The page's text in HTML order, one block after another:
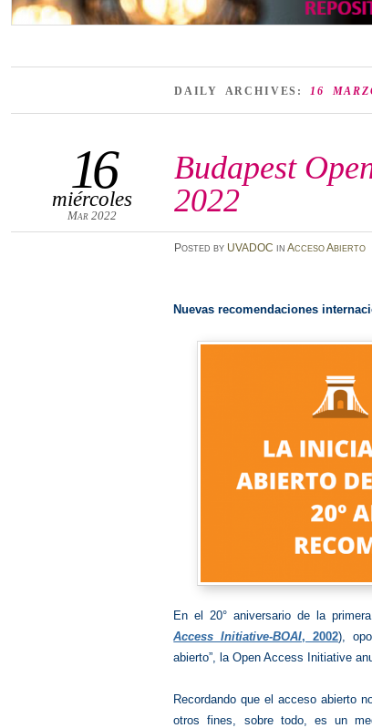
DAILY ARCHIVES:16
Budapest
2022
16
miércoles
Mar 2022
Posted by UVADOC in Acceso Abierto
Nuevas recomendaciones
En el 20° aniversario de la
Access Initiative-BOAI, 2002),
abierto”, la Open Access Initiative
Recordando que el acceso abierto
otros fines, sobre todo, es un